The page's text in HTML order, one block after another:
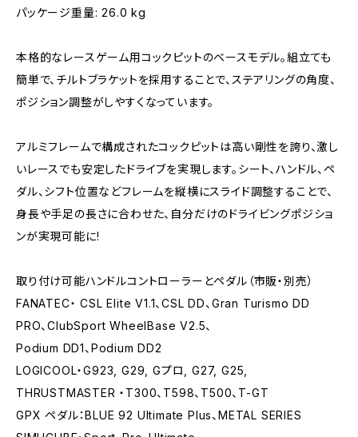
パッケージ重量: 26.0 kg
本格的なレースゲーム用コックピットのベースモデル。組立ても
簡単で、チルトブラケットを採用することで、ステアリングの角度、
ポジション調整がしやすくなっています。
アルミフレームで構成されたコックピットは高い剛性を誇り、激し
いレースでも安定したドライブを実現します。シート、ハンドル、ペ
ダル、シフト位置などフレームを縦横にスライド調整することで、
身長や手足の長さに合わせた、自分だけのドライビングポジショ
ンが実現可能に!
取り付け可能ハンドルコントローラーとペダル（市販・別売）
FANATEC・ CSL Elite V1.1、CSL DD、Gran Turismo DD
PRO、ClubSport WheelBase V2.5、
Podium DD1、Podium DD2
LOGICOOL・G923, G29, Gプロ, G27, G25,
THRUSTMASTER ・T300、T598、T500、T-GT
GPX ペダル：BLUE 92 Ultimate Plus、METAL SERIES